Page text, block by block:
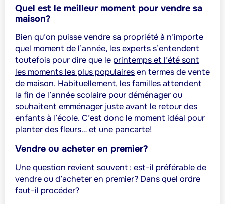
Quel est le meilleur moment pour vendre sa
maison?
Bien qu’on puisse vendre sa propriété à n’importe
quel moment de l’année, les experts s’entendent
toutefois pour dire que le printemps et l’été sont
les moments les plus populairesen termes de vente
de maison. Habituellement, les familles attendent
la fin de l’année scolaire pour déménager ou
souhaitent emménager juste avant le retour des
enfants à l’école. C’est donc le moment idéal pour
planter des fleurs… et une pancarte!
Vendre ou acheter en premier?
Une question revient souvent : est-il préférable de
vendre ou d’acheter en premier? Dans quel ordre
faut-il procéder?